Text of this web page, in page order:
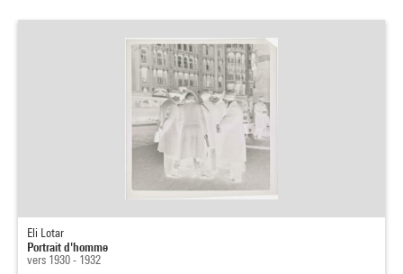
Eli Lotar
Portrait d'homme
vers 1930 - 1932